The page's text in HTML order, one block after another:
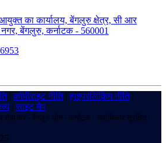
का कार्यालय, बेंगलुरु क्षेत्र, सी आर
नगर, बेंगलुरु, कर्नाटक - 560001
|कॉपीराइट नीति|हाइपरलिंकिंग नीति|
|साइट मैप
कर - बेंगलुरु ज़ोन - कर्नाटक। सर्वाधिकार सुरक्षित।